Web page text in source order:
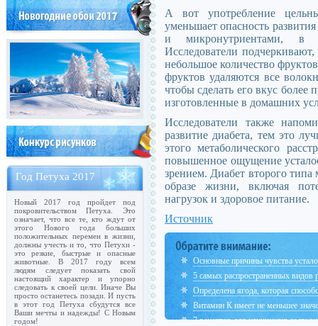
А вот употребление
уменьшает опасность
и микронутриентами, в
Исследователи
небольшое количество
фруктов удаляются все
чтобы сделать его вкус
изготовленные в домашних
Исследователи также
развитие диабета, тем это
этого метаболического
повышенное ощущение
зрением. Диабет второго
образе жизни, включая
нагрузок и здоровое питание.
Источник
Основные причины чувства
5 самых распространенных видов
Определена ягода, которая
Витамин К имеет не меньшее
7 рецептов для улучшения
Год Петуха 2017
Новый 2017 год пройдет под
покровительством Петуха. Это
означает, что все те, кто ждут от
этого Нового года больших
положительных перемен в жизни,
должны учесть и то, что Петухи -
это резкие, быстрые и опасные
животные. В 2017 году всем
людям следует показать свой
настоящий характер и упорно
следовать к своей цели. Иначе Вы
просто останетесь позади. И пусть
в этот год Петуха сбудутся все
Ваши мечты и надежды! С Новым
годом!